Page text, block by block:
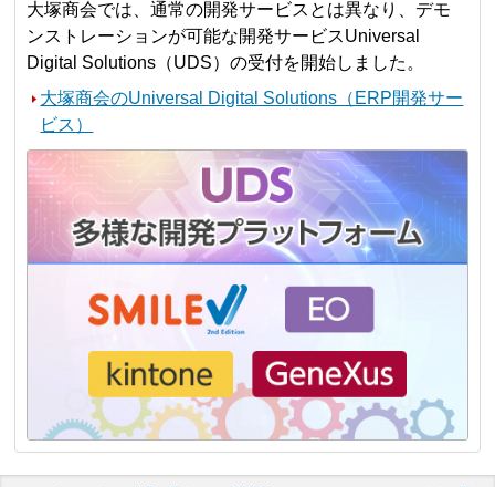
大塚商会では、通常の開発サービスとは異なり、デモ
ンストレーションが可能な開発サービスUniversal
Digital Solutions（UDS）の受付を開始しました。
大塚商会のUniversal Digital Solutions（ERP開発サー
ビス）